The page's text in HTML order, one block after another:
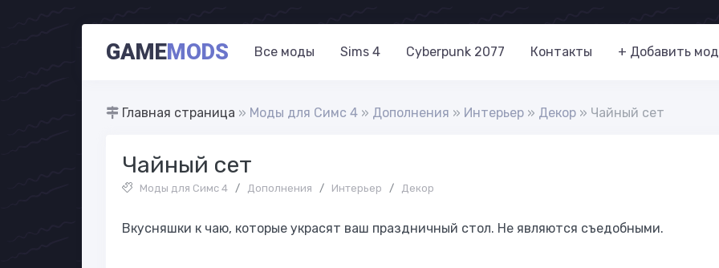
GAMEMODS Все моды Sims 4 Cyberpunk 2077 Контакты + Добавить мод
Главная страница » Моды для Симс 4 » Дополнения » Интерьер » Декор » Чайный сет
Чайный сет
Моды для Симс 4 / Дополнения / Интерьер / Декор
Вкусняшки к чаю, которые украсят ваш праздничный стол. Не являются съедобными.